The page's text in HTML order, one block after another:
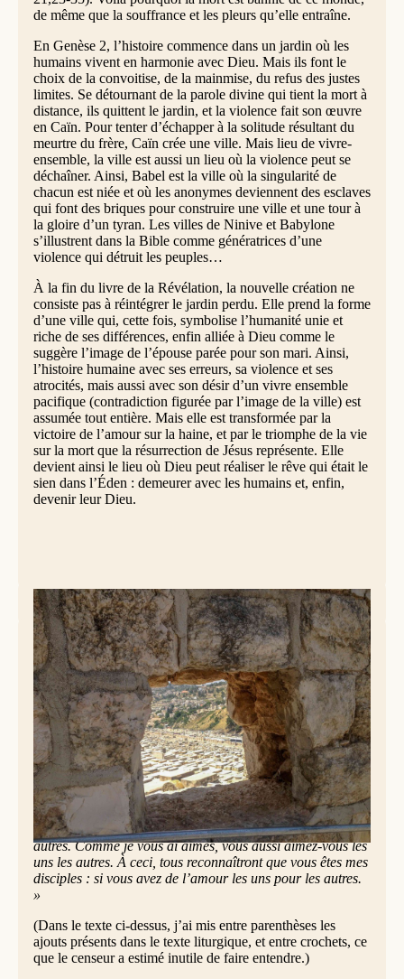
de même que la souffrance et les pleurs qu’elle entraîne.
En Genèse 2, l’histoire commence dans un jardin où les
humains vivent en harmonie avec Dieu. Mais ils font le
choix de la convoitise, de la mainmise, du refus des justes
limites. Se détournant de la parole divine qui tient la mort à
distance, ils quittent le jardin, et la violence fait son œuvre
en Caïn. Pour tenter d’échapper à la solitude résultant du
meurtre du frère, Caïn crée une ville. Mais lieu de vivre-
ensemble, la ville est aussi un lieu où la violence peut se
déchaîner. Ainsi, Babel est la ville où la singularité de
chacun est niée et où les anonymes deviennent des esclaves
qui font des briques pour construire une ville et une tour à
la gloire d’un tyran. Les villes de Ninive et Babylone
s’illustrent dans la Bible comme génératrices d’une
violence qui détruit les peuples…
À la fin du livre de la Révélation, la nouvelle création ne
consiste pas à réintégrer le jardin perdu. Elle prend la forme
d’une ville qui, cette fois, symbolise l’humanité unie et
riche de ses différences, enfin alliée à Dieu comme le
suggère l’image de l’épouse parée pour son mari. Ainsi,
l’histoire humaine avec ses erreurs, sa violence et ses
atrocités, mais aussi avec son désir d’un vivre ensemble
pacifique (contradiction figurée par l’image de la ville) est
assumée tout entière. Mais elle est transformée par la
victoire de l’amour sur la haine, et par le triomphe de la vie
sur la mort que la résurrection de Jésus représente. Elle
devient ainsi le lieu où Dieu peut réaliser le rêve qui était le
sien dans l’Éden : demeurer avec les humains et, enfin,
devenir leur Dieu.
Un commandement nouveau (Jean 13,31-35)
(Au cours du dernier repas que Jésus prenait avec ses
disciples,) quand Judas fut sorti (du cénacle), Jésus
déclara : « Maintenant le Fils de l’humain est glorifié, et
Dieu est glorifié en lui. Si Dieu est glorifié en lui, Dieu
aussi le glorifiera ; et il le glorifiera bientôt.
Petits enfants, c’est pour peu de temps encore que je suis
avec vous. [Vous me chercherez et, comme j’ai dit aux
Judéens : “Là où je vais, vous ne pouvez pas venir”, je le
dis maintenant à vous aussi.] Je vous donne un
commandement nouveau : c’est de vous aimer les uns les
autres. Comme je vous ai aimés, vous aussi aimez-vous les
uns les autres. À ceci, tous reconnaîtront que vous êtes mes
disciples : si vous avez de l’amour les uns pour les autres.
»
(Dans le texte ci-dessus, j’ai mis entre parenthèses les
ajouts présents dans le texte liturgique, et entre crochets, ce
que le censeur a estimé inutile de faire entendre.)